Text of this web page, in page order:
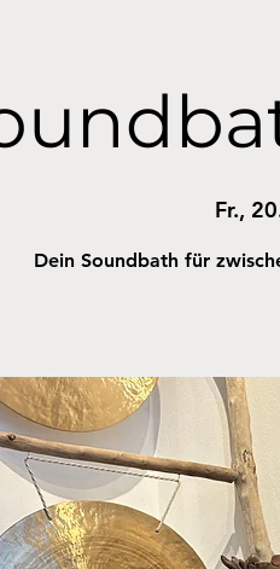
Fr.,
Dein Soundbath für